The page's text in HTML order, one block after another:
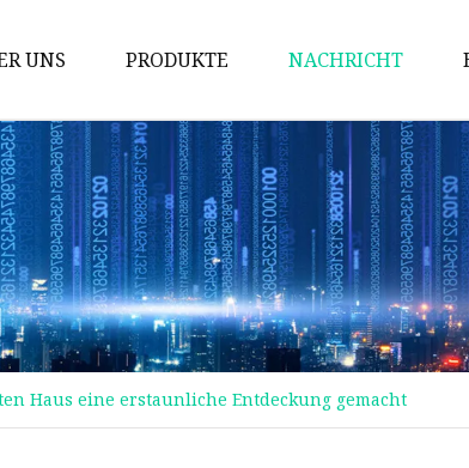
UNS PRODUKTE
Gitter
Schachtabdeckung
Ventile aus Gusseisen
Mechanische Teile
Gusseisenkocher
Kommunale Castings
Gusseiserner Kamin
NACHRICHT
Haus eine erstaunliche Entdeckung gemacht